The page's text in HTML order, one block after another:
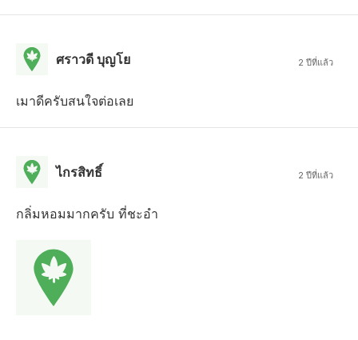
ศราวดี บุญโย 2 ปีที่แล้ว
เมาดีครับสนใจต่อเลย
ไกรสิทธิ์ 2 ปีที่แล้ว
กลิ่มหอมมากครับ ที่ชะอำ